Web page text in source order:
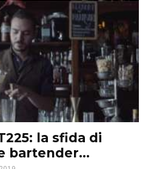
la sfida di
bartender...